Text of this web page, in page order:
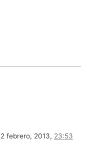
2 febrero, 2013, 23:53